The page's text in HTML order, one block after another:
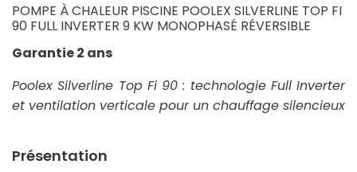
POMPE À CHALEUR PISCINE POOLEX SILVERLINE TOP FI
90 FULL INVERTER 9 KW MONOPHASÉ RÉVERSIBLE
Garantie 2 ans
Poolex Silverline Top Fi 90 : technologie Full Inverter
et ventilation verticale pour un chauffage silencieux
Présentation